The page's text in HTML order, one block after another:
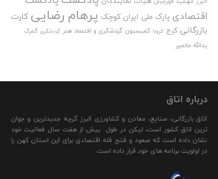
اقتصادی پارک ملی ایران کوچک پرهام رضایی کارت
بازرگانی کرج کرونا کمیسیون گردشگری و اقتصاد هنر گردشگری گمرک
یدالله مالمیر
درباره اتاق
اتاق بازرگانی، صنایع، معادن و کشاورزی البرز گرچه جدیدترین و جوان
ترین اتاق کشور است، لیکن در طول بیش از هفت سال فعالیت خود
نشان داده است که صعود و فتح قله اقتصادی برای این استان کهن را
در اولویت برنامه های خود قرار داده است.